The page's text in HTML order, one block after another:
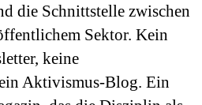
die Schnittstelle zwischen
Sektor. Kein
keine
Aktivismus-Blog. Ein